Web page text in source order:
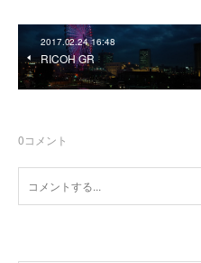
2017.02.24 16:48
RICOH GR
0コメント